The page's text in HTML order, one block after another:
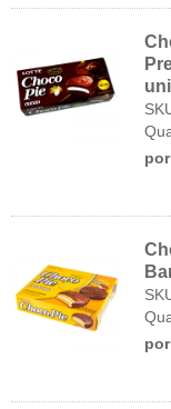
por
por